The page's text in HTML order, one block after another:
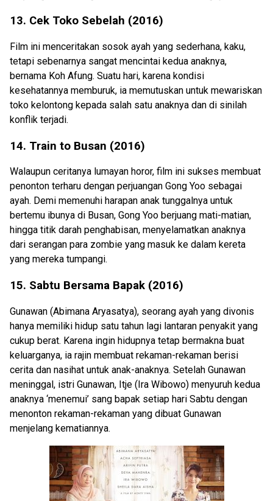
13. Cek Toko Sebelah (2016)
Film ini menceritakan sosok ayah yang sederhana, kaku,
tetapi sebenarnya sangat mencintai kedua anaknya,
bernama Koh Afung. Suatu hari, karena kondisi
kesehatannya memburuk, ia memutuskan untuk mewariskan
toko kelontong kepada salah satu anaknya dan di sinilah
konflik terjadi.
14. Train to Busan (2016)
Walaupun ceritanya lumayan horor, film ini sukses membuat
penonton terharu dengan perjuangan Gong Yoo sebagai
ayah. Demi memenuhi harapan anak tunggalnya untuk
bertemu ibunya di Busan, Gong Yoo berjuang mati-matian,
hingga titik darah penghabisan, menyelamatkan anaknya
dari serangan para zombie yang masuk ke dalam kereta
yang mereka tumpangi.
15. Sabtu Bersama Bapak (2016)
Gunawan (Abimana Aryasatya), seorang ayah yang divonis
hanya memiliki hidup satu tahun lagi lantaran penyakit yang
cukup berat. Karena ingin hidupnya tetap bermakna buat
keluarganya, ia rajin membuat rekaman-rekaman berisi
cerita dan nasihat untuk anak-anaknya. Setelah Gunawan
meninggal, istri Gunawan, Itje (Ira Wibowo) menyuruh kedua
anaknya ‘menemui’ sang bapak setiap hari Sabtu dengan
menonton rekaman-rekaman yang dibuat Gunawan
menjelang kematiannya.